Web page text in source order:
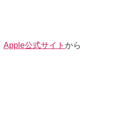
Apple公式サイト から